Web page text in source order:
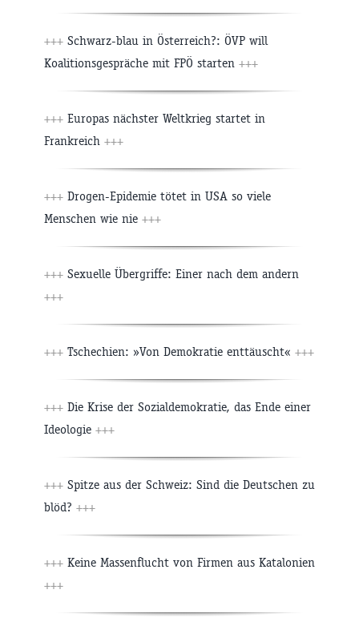
+++ Schwarz-blau in Österreich?: ÖVP will
Koalitionsgespräche mit FPÖ starten +++
+++ Europas nächster Weltkrieg startet in
Frankreich +++
+++ Drogen-Epidemie tötet in USA so viele
Menschen wie nie +++
+++ Sexuelle Übergriffe: Einer nach dem andern
+++
+++ Tschechien: »Von Demokratie enttäuscht« +++
+++ Die Krise der Sozialdemokratie, das Ende einer
Ideologie +++
+++ Spitze aus der Schweiz: Sind die Deutschen zu
blöd? +++
+++ Keine Massenflucht von Firmen aus Katalonien
+++